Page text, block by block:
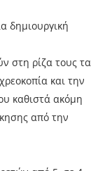
δημιουργική
στη ρίζα τους τα
και την
καθιστά ακόμη
από την